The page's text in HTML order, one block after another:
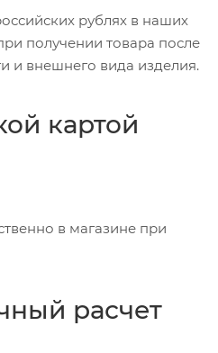
рублях в наших
получении товара после
и внешнего вида изделия.
картой
в магазине при
расчет